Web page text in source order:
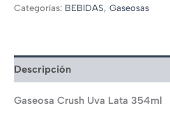
Categorías: BEBIDAS, Gaseosas
Descripción
Gaseosa Crush Uva Lata 354ml